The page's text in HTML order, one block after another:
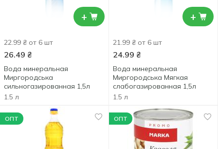
+
22.99 ₴ от 6 шт
26.49 ₴
Вода минеральная
Миргородська
сильногазированная 1,5л
1.5 л
+
21.99 ₴ от 6 шт
24.99 ₴
Вода минеральная
Миргородська Мягкая
слабогазированная 1,5л
1.5 л
ОПТ ОПТ